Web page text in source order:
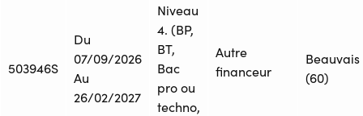
503946S
Du
07/09/2026
Au
26/02/2027
Niveau
4. (BP,
BT,
Bac
pro ou
techno,
Autre
financeur
Beauvais
(60)